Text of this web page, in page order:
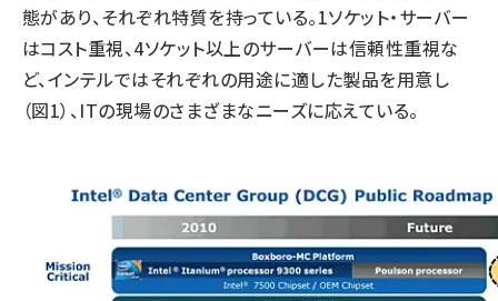
態があり、それぞれ特質を持っている。1ソケット・サーバー
はコスト重視、4ソケット以上のサーバーは信頼性重視な
ど、インテルではそれぞれの用途に適した製品を用意し
（図1）、ITの現場のさまざまなニーズに応えている。